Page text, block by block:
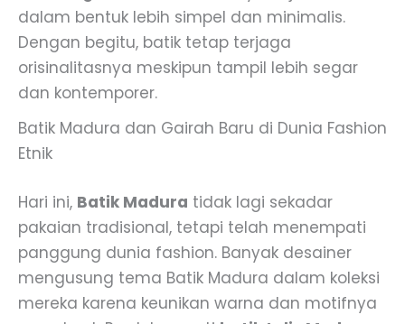
dalam bentuk lebih simpel dan minimalis.
Dengan begitu, batik tetap terjaga
orisinalitasnya meskipun tampil lebih segar
dan kontemporer.
Batik Madura dan Gairah Baru di Dunia Fashion
Etnik
Hari ini, Batik Madura tidak lagi sekadar
pakaian tradisional, tetapi telah menempati
panggung dunia fashion. Banyak desainer
mengusung tema Batik Madura dalam koleksi
mereka karena keunikan warna dan motifnya